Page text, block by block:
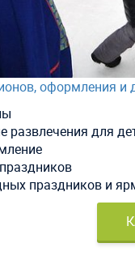
оформления и
для
праздников и